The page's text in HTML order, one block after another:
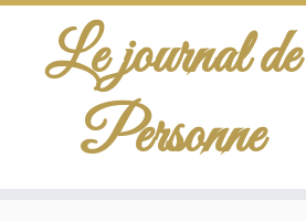
Le journal de
Personne